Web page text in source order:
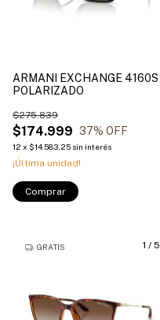
ARMANI EXCHANGE 4160S
POLARIZADO
$174.999
$275.839
37% OFF
12 x $14.583,25 sin interés
¡Última unidad!
Comprar
1 / 5
GRATIS